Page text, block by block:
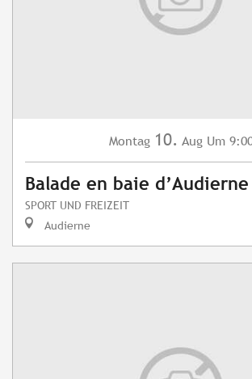
Montag 10. Aug Um
Balade en baie d’Audierne
SPORT UND FREIZEIT
Audierne